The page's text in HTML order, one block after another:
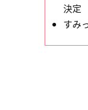
決定
すみ